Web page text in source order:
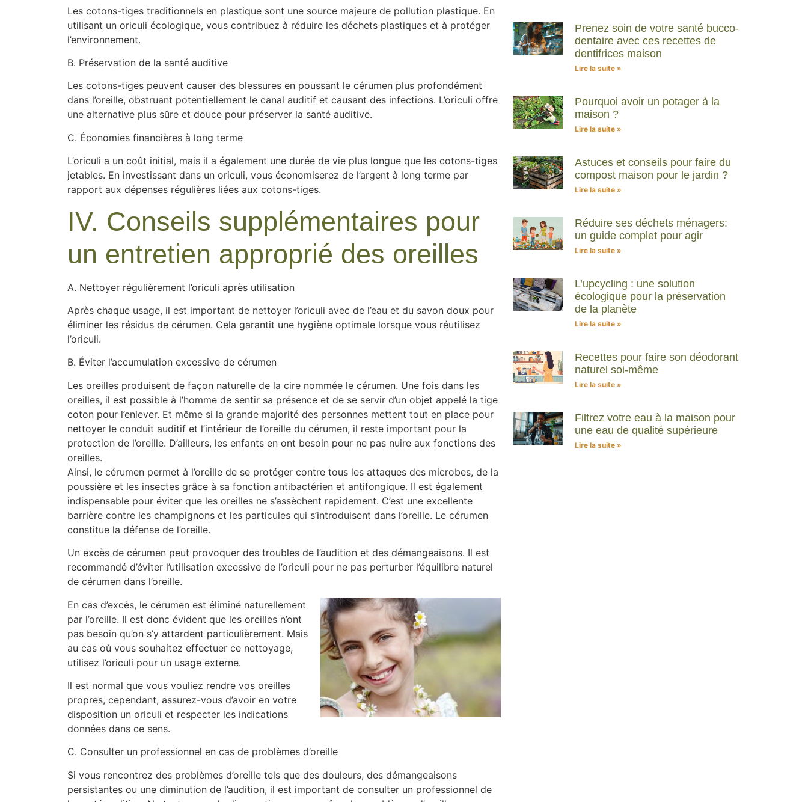
Les cotons-tiges traditionnels en plastique sont une source majeure de pollution plastique. En
utilisant un oriculi écologique, vous contribuez à réduire les déchets plastiques et à protéger
l’environnement.
B. Préservation de la santé auditive
Les cotons-tiges peuvent causer des blessures en poussant le cérumen plus profondément
dans l’oreille, obstruant potentiellement le canal auditif et causant des infections. L’oriculi offre
une alternative plus sûre et douce pour préserver la santé auditive.
C. Économies financières à long terme
L’oriculi a un coût initial, mais il a également une durée de vie plus longue que les cotons-tiges
jetables. En investissant dans un oriculi, vous économiserez de l’argent à long terme par
rapport aux dépenses régulières liées aux cotons-tiges.
IV. Conseils supplémentaires pour
un entretien approprié des oreilles
A. Nettoyer régulièrement l’oriculi après utilisation
Après chaque usage, il est important de nettoyer l’oriculi avec de l’eau et du savon doux pour
éliminer les résidus de cérumen. Cela garantit une hygiène optimale lorsque vous réutilisez
l’oriculi.
B. Éviter l’accumulation excessive de cérumen
Les oreilles produisent de façon naturelle de la cire nommée le cérumen. Une fois dans les
oreilles, il est possible à l’homme de sentir sa présence et de se servir d’un objet appelé la tige
coton pour l’enlever. Et même si la grande majorité des personnes mettent tout en place pour
nettoyer le conduit auditif et l’intérieur de l’oreille du cérumen, il reste important pour la
protection de l’oreille. D’ailleurs, les enfants en ont besoin pour ne pas nuire aux fonctions des
oreilles.
Ainsi, le cérumen permet à l’oreille de se protéger contre tous les attaques des microbes, de la
poussière et les insectes grâce à sa fonction antibactérien et antifongique. Il est également
indispensable pour éviter que les oreilles ne s’assèchent rapidement. C’est une excellente
barrière contre les champignons et les particules qui s’introduisent dans l’oreille. Le cérumen
constitue la défense de l’oreille.
Un excès de cérumen peut provoquer des troubles de l’audition et des démangeaisons. Il est
recommandé d’éviter l’utilisation excessive de l’oriculi pour ne pas perturber l’équilibre naturel
de cérumen dans l’oreille.
En cas d’excès, le cérumen est éliminé naturellement
par l’oreille. Il est donc évident que les oreilles n’ont
pas besoin qu’on s’y attardent particulièrement. Mais
au cas où vous souhaitez effectuer ce nettoyage,
utilisez l’oriculi pour un usage externe.
Il est normal que vous vouliez rendre vos oreilles
propres, cependant, assurez-vous d’avoir en votre
disposition un oriculi et respecter les indications
données dans ce sens.
C. Consulter un professionnel en cas de problèmes d’oreille
Si vous rencontrez des problèmes d’oreille tels que des douleurs, des démangeaisons
persistantes ou une diminution de l’audition, il est important de consulter un professionnel de
Prenez soin de votre santé bucco-
dentaire avec ces recettes de
dentifrices maison
Lire la suite »
Pourquoi avoir un potager à la
maison ?
Lire la suite »
Astuces et conseils pour faire du
compost maison pour le jardin ?
Lire la suite »
Réduire ses déchets ménagers:
un guide complet pour agir
Lire la suite »
L’upcycling : une solution
écologique pour la préservation
de la planète
Lire la suite »
Recettes pour faire son déodorant
naturel soi-même
Lire la suite »
Filtrez votre eau à la maison pour
une eau de qualité supérieure
Lire la suite »